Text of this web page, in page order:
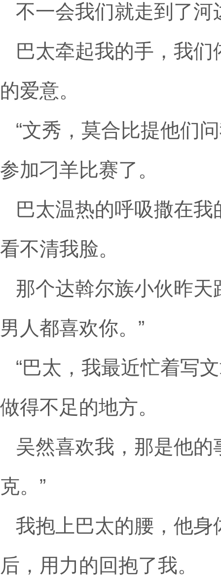
不一会我们就走到了
巴太牵起我的手，我
的爱意。
“文秀，莫合比提他们
参加刁羊比赛了。
巴太温热的呼吸撒在
看不清我脸。
那个达斡尔族小伙昨
男人都喜欢你。”
“巴太，我最近忙着写
做得不足的地方。
吴然喜欢我，那是他
克。”
我抱上巴太的腰，他
后，用力的回抱了我。